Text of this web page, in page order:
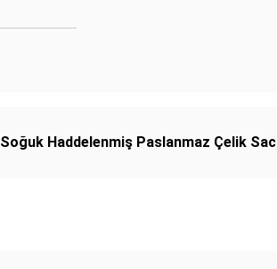
Soğuk Haddelenmiş Paslanmaz Çelik Sac